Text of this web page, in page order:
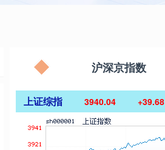
沪深京指数
上证综指 3940.04 +39.68